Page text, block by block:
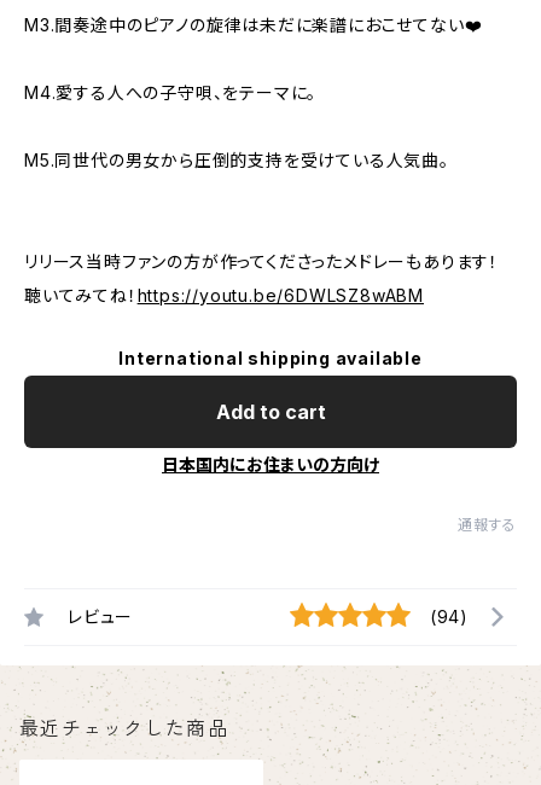
M3.間奏途中のピアノの旋律は未だに楽譜におこせてない❤️
M4.愛する人への子守唄、をテーマに。
M5.同世代の男女から圧倒的支持を受けている人気曲。
リリース当時ファンの方が作ってくださったメドレーもあります！
聴いてみてね！ https://youtu.be/6DWLSZ8wABM
International shipping available
Add to cart
日本国内にお住まいの方向け
通報する
レビュー (94)
最近チェックした商品